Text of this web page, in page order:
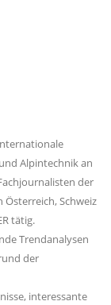
Alpintechnik an
der
Schweiz
tätig.
Trendanalysen
der
interessante